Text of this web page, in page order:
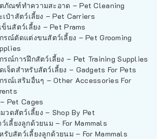
ภัณฑ์ทำความสะอาด – Pet Cleaning
เป๋าสัตว์เลี้ยง – Pet Carriers
ข็นสัตว์เลี้ยง – Pet Prams
รณ์ตัดแต่งขนสัตว์เลี้ยง – Pet Grooming
รณ์การฝึกสัตว์เลี้ยง – Pet Training Supplies
เจ็ตสำหรับสัตว์เลี้ยง – Gadgets For Pets
รณ์เสริมอื่นๆ – Other Accessories For
Pet Cages
วดสัตว์เลี้ยง – Shop By Pet
เลี้ยงลูกด้วยนม – For Mammals
รับสัตว์เลี้ยงลูกด้วยนม – For Mammals